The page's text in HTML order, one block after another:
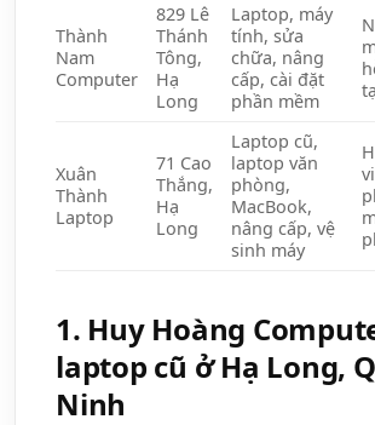
Thành
Nam
Computer
829 Lê
Thánh
Tông,
Hạ
Long
Laptop, máy
tính, sửa
chữa, nâng
cấp, cài đặt
phần mềm
Xuân
Thành
Laptop
71 Cao
Thắng,
Hạ
Long
Laptop cũ,
laptop văn
phòng,
MacBook,
nâng cấp, vệ
sinh máy
1. Huy Hoàng
laptop cũ ở Hạ Long,
Ninh